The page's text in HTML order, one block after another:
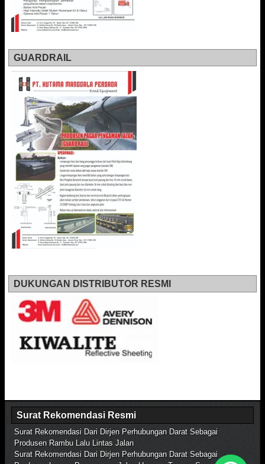
GUARDRAIL
DUKUNGAN DISTRIBUTOR RESMI
Surat Rekomendasi Resmi
Surat Rekomendasi Dari Dirjen Perhubungan Darat Sebagai
Produsen Rambu Lalu Lintas Jalan
Surat Rekomendasi Dari Dirjen Perhubungan Darat Sebagai